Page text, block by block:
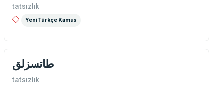
tatsızlık
Yeni Türkçe Kamus
طاتسزلق
tatsızlık